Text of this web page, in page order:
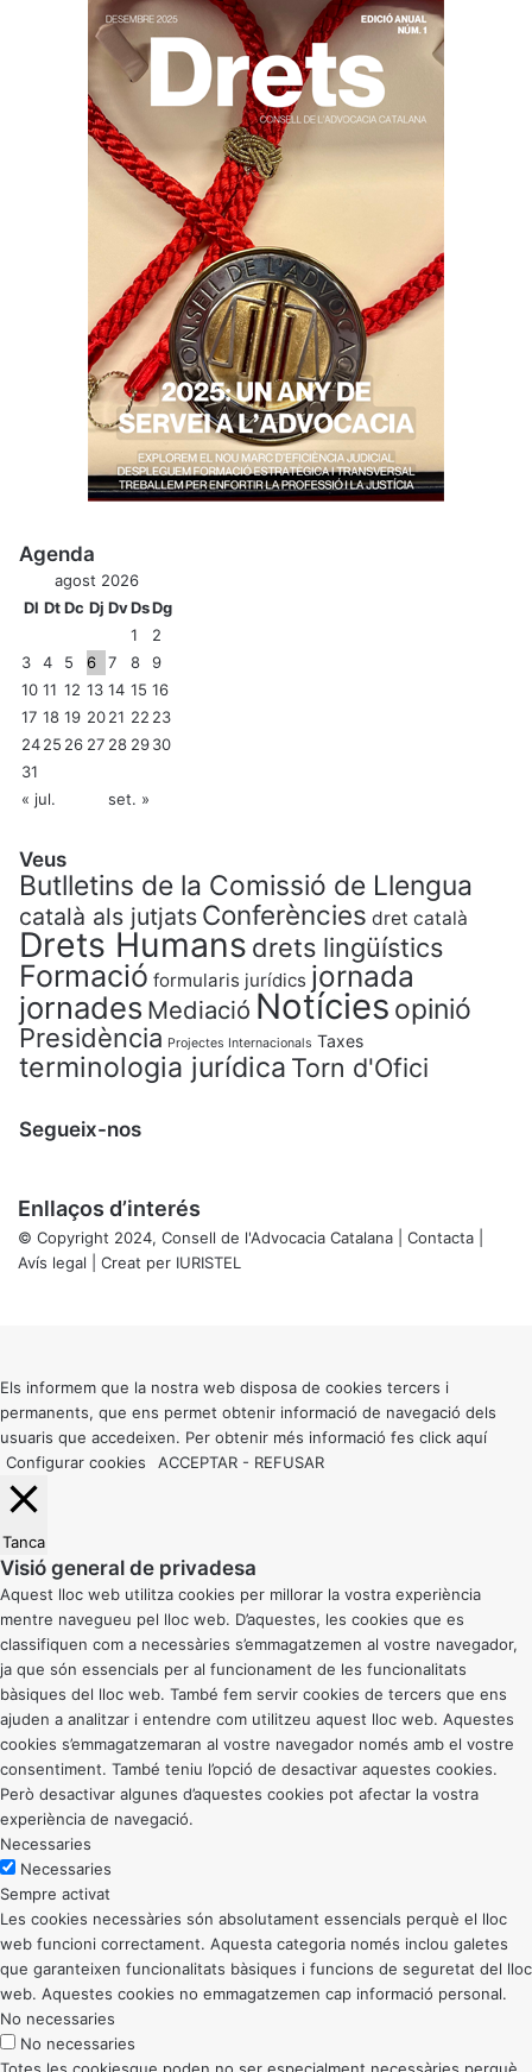
Agenda
agost 2026
Dl DtDc Dj DvDsDg
1
2
3
4 5 6 7 8
9
10 11 12 13 14 15 16
17 18 19 2021 22 23
2425 26 27 28 2930
31
« jul.
set. »
Veus
Butlletins de la Comissió de Llengua
català als jutjats Conferències dret català
Drets Humans drets lingüístics
Formació formularis jurídics jornada
jornades Mediació Notícies opinió
Presidència Projectes Internacionals Taxes
terminologia jurídica Torn d'Ofici
Segueix-nos
Enllaços d’interés
© Copyright 2024, Consell de l'Advocacia Catalana | Contacta
Avís legal | Creat per IURISTEL
button
Els informem que la nostra web disposa de cookies tercers i
permanents, que ens permet obtenir informació de navegació dels
usuaris que accedeixen. Per obtenir més informació fes click aquí
Configurar cookies
ACCEPTAR - REFUSAR
Tanca
Visió general de privadesa
Aquest lloc web utilitza cookies per millorar la vostra experiència
mentre navegueu pel lloc web. D’aquestes, les cookies que es
classifiquen com a necessàries s’emmagatzemen al vostre navegador,
ja que són essencials per al funcionament de les funcionalitats
bàsiques del lloc web. També fem servir cookies de tercers que ens
ajuden a analitzar i entendre com utilitzeu aquest lloc web. Aquestes
cookies s’emmagatzemaran al vostre navegador només amb el vostre
consentiment. També teniu l’opció de desactivar aquestes cookies.
Però desactivar algunes d’aquestes cookies pot afectar la vostra
experiència de navegació.
Necessaries
Necessaries
Sempre activat
Les cookies necessàries són absolutament essencials perquè el lloc
web funcioni correctament. Aquesta categoria només inclou galetes
que garanteixen funcionalitats bàsiques i funcions de seguretat del lloc
web. Aquestes cookies no emmagatzemen cap informació personal.
No necessaries
No necessaries